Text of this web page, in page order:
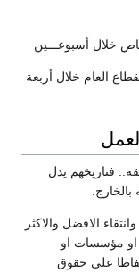
خلال أسبوعـــين
العام خلال أربعة
فتاريخهم يدل
الافضل والاكثر
او مؤسسات او
على حقوق